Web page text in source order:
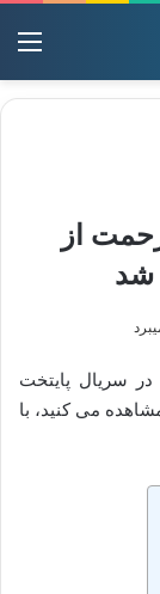
از
شد
سریال پایتخت
می کنید، با